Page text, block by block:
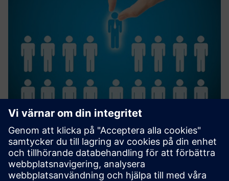
IT Staffing, Nearshore Managed
Teams, End-to-end Projects
Sedan 2011 har vi byggt högpresterande
mjukvaruutvecklingsteam som integreras i våra kunders